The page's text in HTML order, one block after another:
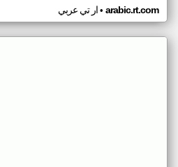
ار تي عربي• arabic.rt.com